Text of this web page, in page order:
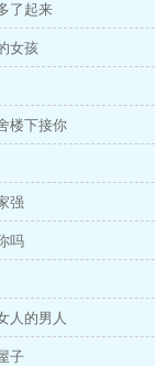
了起来
女孩
楼下接你
强
吗
人的男人
子